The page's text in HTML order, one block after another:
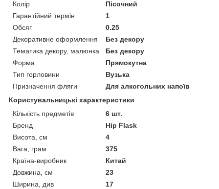
Колір
Пісочний
Гарантійний термін
1
Обсяг
0.25
Декоративне оформлення
Без декору
Тематика декору, малюнка
Без декору
Форма
Прямокутна
Тип горловини
Вузька
Призначення фляги
Для алкогольних напоїв
Користувальницькі характеристики
Кількість предметів
6 шт.
Бренд
Hip Flask
Висота, см
4
Вага, грам
375
Країна-виробник
Китай
Довжина, см
23
Ширина, див
17